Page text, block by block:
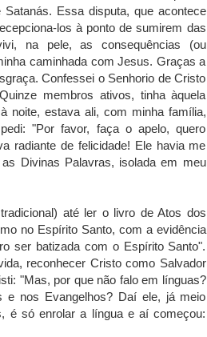
Essa disputa, que acontece
los à ponto de sumirem das
na pele, as consequências (ou
caminhada com Jesus. Graças a
Confessei o Senhorio de Cristo
membros ativos, tinha àquela
noite, estava ali, com minha família,
"Por favor, faça o apelo, quero
radiante de felicidade! Ele havia me
Divinas Palavras, isolada em meu
até ler o livro de Atos dos
no Espírito Santo, com a evidência
ser batizada com o Espírito Santo".
reconhecer Cristo como Salvador
"Mas, por que não falo em línguas?
e nos Evangelhos? Daí ele, já meio
é só enrolar a língua e aí começou: